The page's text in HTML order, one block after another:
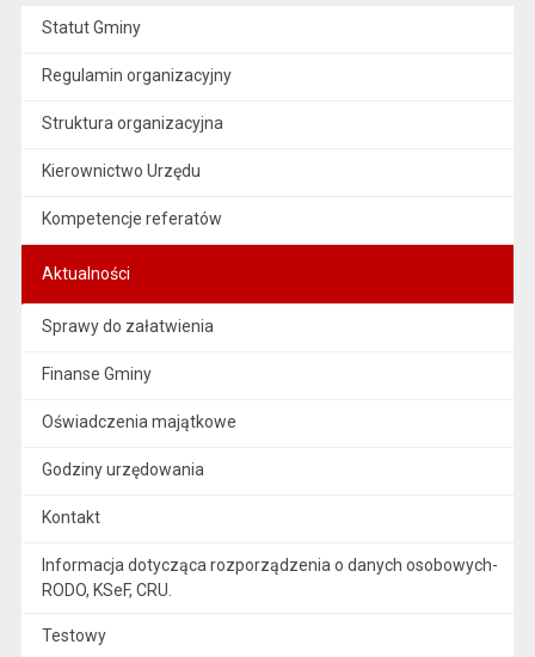
Statut Gminy
Regulamin organizacyjny
Struktura organizacyjna
Kierownictwo Urzędu
Kompetencje referatów
Aktualności
Sprawy do załatwienia
Finanse Gminy
Oświadczenia majątkowe
Godziny urzędowania
Kontakt
Informacja dotycząca rozporządzenia o danych osobowych-
RODO, KSeF, CRU.
Testowy